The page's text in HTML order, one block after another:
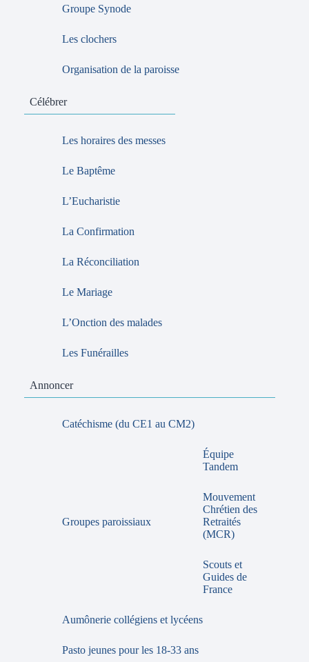
Groupe Synode
Les clochers
Organisation de la paroisse
Célébrer
Les horaires des messes
Le Baptême
L’Eucharistie
La Confirmation
La Réconciliation
Le Mariage
L’Onction des malades
Les Funérailles
Annoncer
Catéchisme (du CE1 au CM2)
Groupes paroissiaux
Équipe
Tandem
Mouvement
Chrétien des
Retraités
(MCR)
Scouts et
Guides de
France
Aumônerie collégiens et lycéens
Pasto jeunes pour les 18-33 ans